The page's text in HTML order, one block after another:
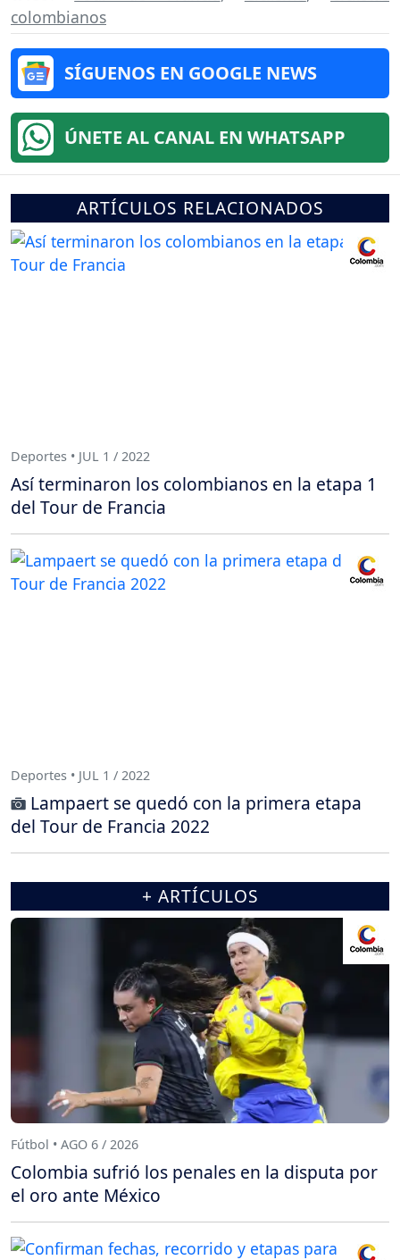
colombianos
SÍGUENOS EN GOOGLE NEWS
ÚNETE AL CANAL EN WHATSAPP
ARTÍCULOS RELACIONADOS
Deportes • JUL 1 / 2022
Así terminaron los colombianos en la etapa 1
del Tour de Francia
Deportes • JUL 1 / 2022
Lampaert se quedó con la primera etapa
del Tour de Francia 2022
+ ARTÍCULOS
Fútbol • AGO 6 / 2026
Colombia sufrió los penales en la disputa por
el oro ante México